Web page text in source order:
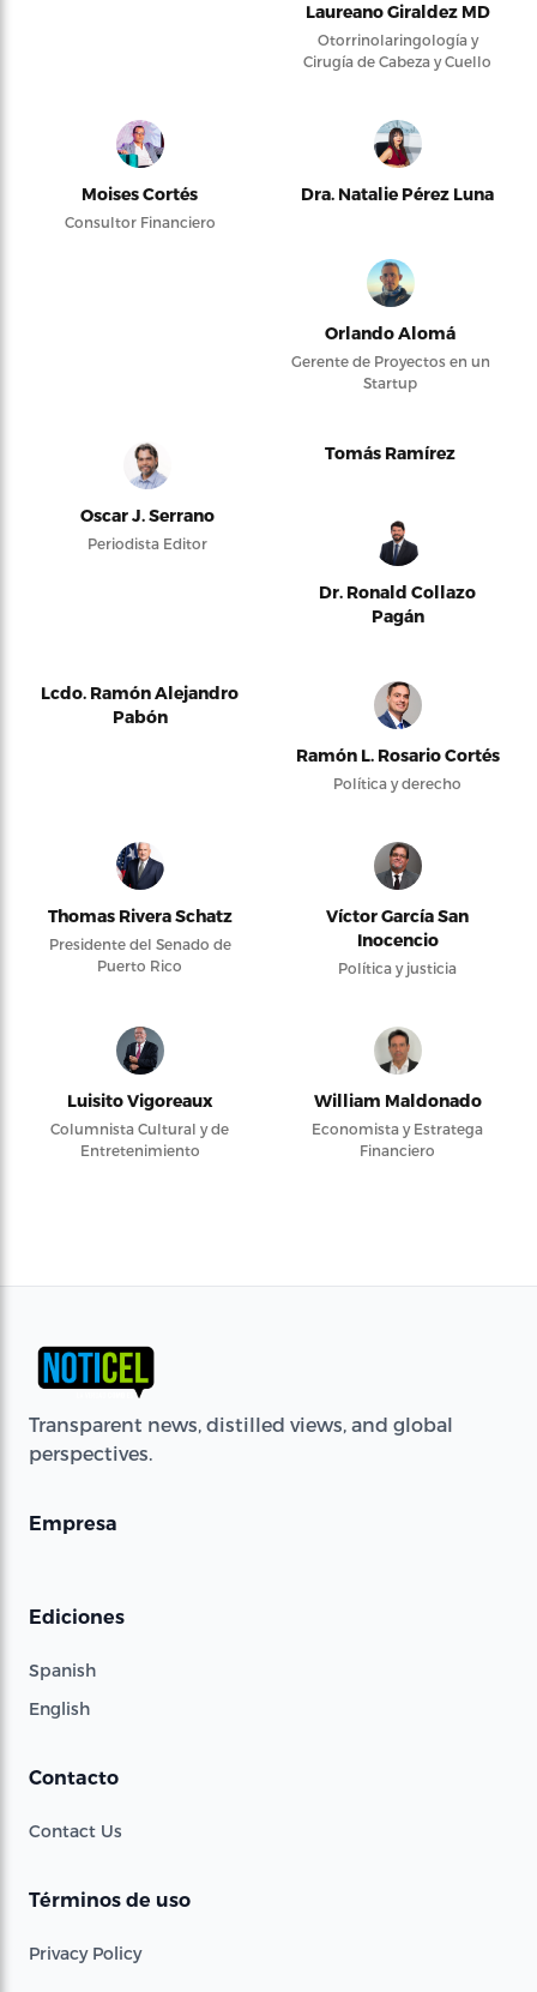
Laureano Giraldez MD
Otorrinolaringología y
Cirugía de Cabeza y Cuello
Moises Cortés
Consultor Financiero
Dra. Natalie Pérez Luna
Orlando Alomá
Gerente de Proyectos en un
Startup
Oscar J. Serrano
Periodista Editor
Tomás Ramírez
Dr. Ronald Collazo
Pagán
Lcdo. Ramón Alejandro
Pabón
Ramón L. Rosario Cortés
Política y derecho
Thomas Rivera Schatz
Presidente del Senado de
Puerto Rico
Víctor García San
Inocencio
Política y justicia
Luisito Vigoreaux
Columnista Cultural y de
Entretenimiento
William Maldonado
Economista y Estratega
Financiero
Transparent news, distilled views, and global
perspectives.
Empresa
Ediciones
Spanish
English
Contacto
Contact Us
Términos de uso
Privacy Policy